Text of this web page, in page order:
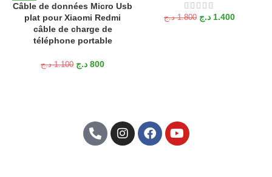
Câble de données Micro Usb
plat pour Xiaomi Redmi
câble de charge de
téléphone portable
1.100 د.ج 800 د.ج
1.800 د.ج 1.400 د.ج